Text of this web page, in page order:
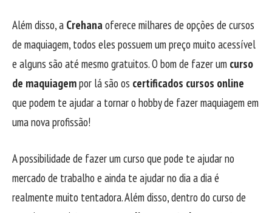
Além disso, a Crehana oferece milhares de opções de cursos
de maquiagem, todos eles possuem um preço muito acessível
e alguns são até mesmo gratuitos. O bom de fazer um curso
de maquiagempor lá são os certificados cursos online
que podem te ajudar a tornar o hobby de fazer maquiagem em
uma nova profissão!
A possibilidade de fazer um curso que pode te ajudar no
mercado de trabalho e ainda te ajudar no dia a dia é
realmente muito tentadora. Além disso, dentro do curso de